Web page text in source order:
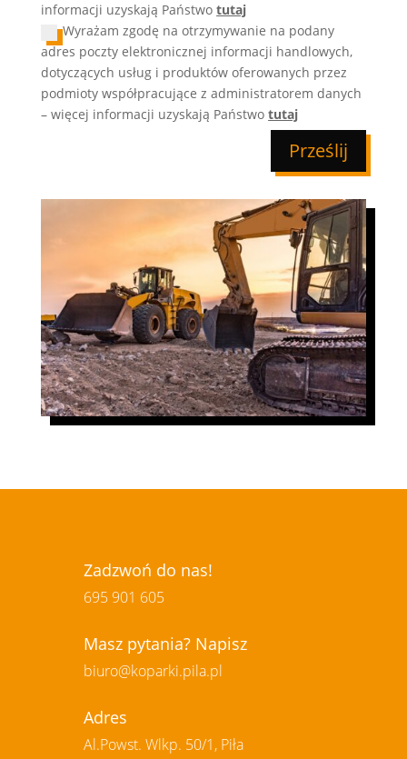
informacji uzyskają Państwotutaj
Wyrażam zgodę na otrzymywanie na podany
adres poczty elektronicznej informacji handlowych,
dotyczących usług i produktów oferowanych przez
podmioty współpracujące z administratorem danych
– więcej informacji uzyskają Państwotutaj
Prześlij
Zadzwoń do nas!
695 901 605
Masz pytania? Napisz
biuro@koparki.pila.pl
Adres
Al.Powst. Wlkp. 50/1, Piła